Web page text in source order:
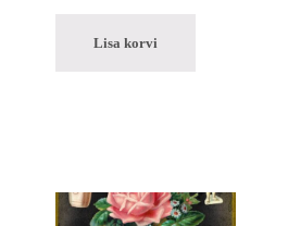
Lisa korvi